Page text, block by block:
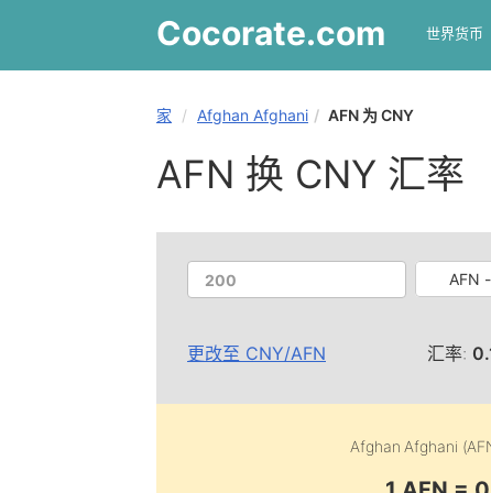
Cocorate.com 世界货币
家 Afghan Afghani AFN 为 CNY
AFN 换 CNY 汇率
AFN
更改至 CNY/AFN 汇率:
Afghan Afghani